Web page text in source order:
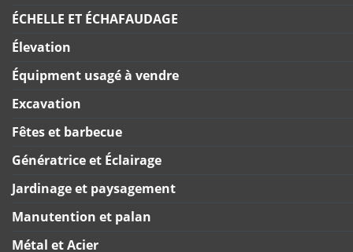
ÉCHELLE ET ÉCHAFAUDAGE
Élevation
Équipment usagé à vendre
Excavation
Fêtes et barbecue
Génératrice et Éclairage
Jardinage et paysagement
Manutention et palan
Métal et Acier